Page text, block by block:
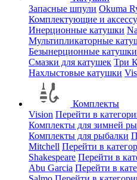
Запасные шпули Okuma
Комплектующие и
Инерционные катушки
Мультипликаторные
Безынерционные катушки
Смазки для катушек Три
Нахлыстовые катушки
Комплекты
Vision Перейти в
Комплекты для зимней
Комплекты для рыбалки
Mitchell Перейти в
Shakespeare Перейти в
Abu Garcia Перейти в